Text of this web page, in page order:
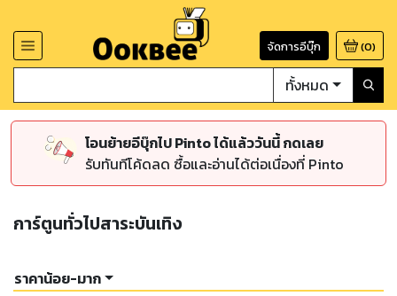
จัดการอีบุ๊ก (0)
ทั้งหมด
โอนย้ายอีบุ๊กไป Pinto ได้แล้ววันนี้ กดเลย
รับทันทีโค้ดลด ซื้อและอ่านได้ต่อเนื่องที่ Pinto
การ์ตูนทั่วไปสาระบันเทิง
ราคาน้อย-มาก